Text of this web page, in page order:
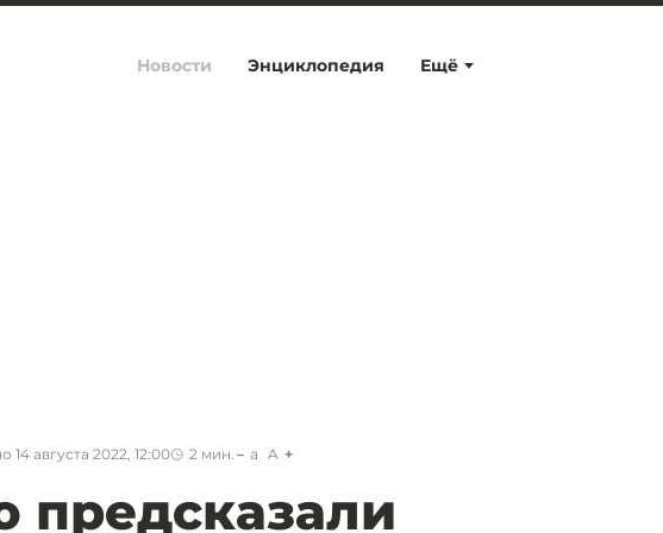
Ещё
Новости Энциклопедия
14 августа 2022, 12:00 2 мин. a A
предсказали